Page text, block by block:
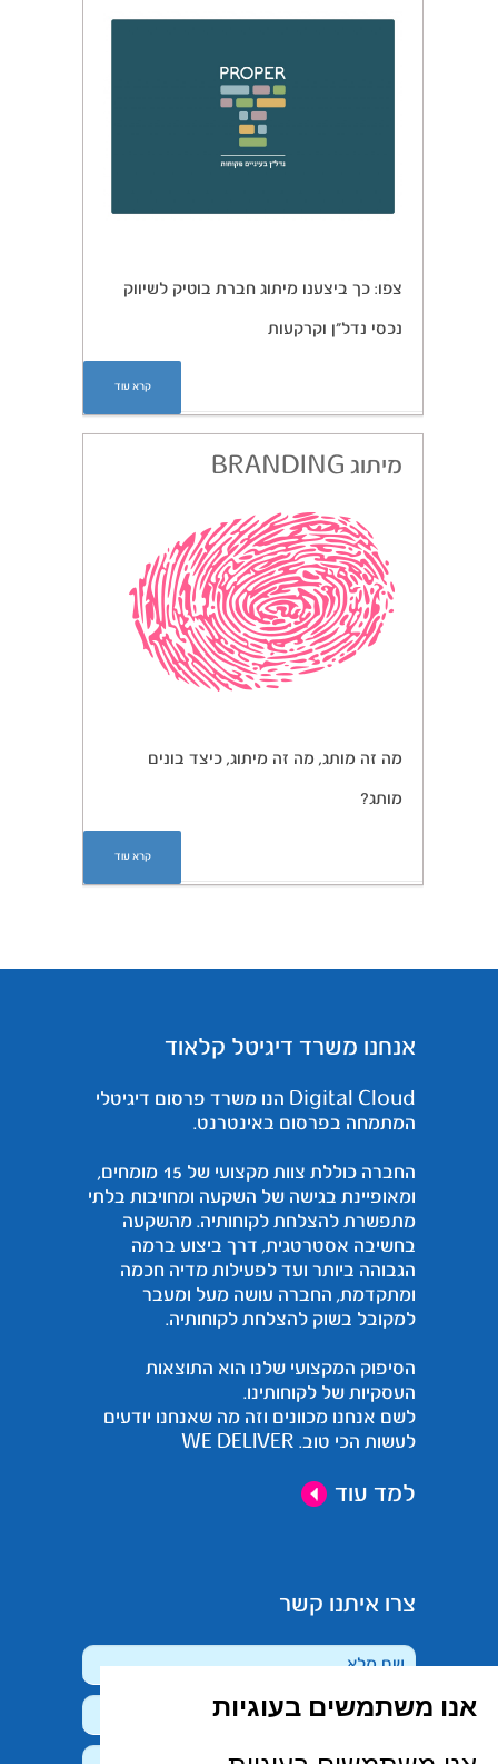
אנו משתמשים בעוגיות
צפו: כך ביצענו מיתוג חברת בוטיק לשיווק
נכסי נדל”ן וקרקעות
קרא עוד
מיתוג BRANDING
מה זה מותג, מה זה מיתוג, כיצד בונים
מותג?
קרא עוד
אנחנו משרד דיגיטל קלאוד
Digital Cloud הנו משרד פרסום דיגיטלי
המתמחה בפרסום באינטרנט.
החברה כוללת צוות מקצועי של 15 מומחים,
ומאופיינת בגישה של השקעה ומחויבות בלתי
מתפשרת להצלחת לקוחותיה. מהשקעה
בחשיבה אסטרטגית, דרך ביצוע ברמה
הגבוהה ביותר ועד לפעילות מדיה חכמה
ומתקדמת, החברה עושה מעל ומעבר
למקובל בשוק להצלחת לקוחותיה.
הסיפוק המקצועי שלנו הוא התוצאות
העסקיות של לקוחותינו.
לשם אנחנו מכוונים וזה מה שאנחנו יודעים
לעשות הכי טוב. WE DELIVER
למד עוד
צרו איתנו קשר